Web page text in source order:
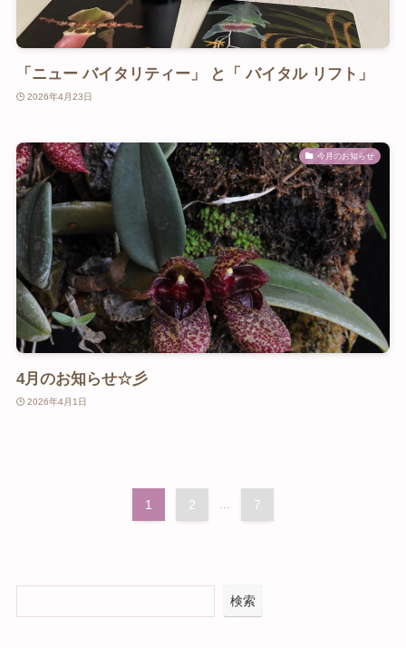
「ニュー バイタリティー」 と「 バイタル リフト」
2026年4月23日
今月のお知らせ
4月のお知らせ☆彡
2026年4月1日
1 2 ... 7
検索